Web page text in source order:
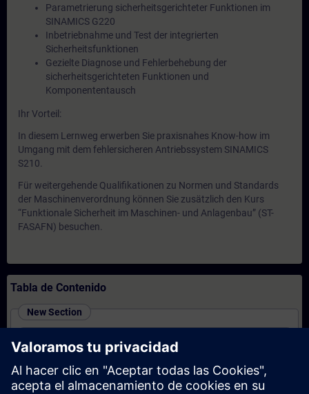
Parametrierung sicherheitsgerichteter Funktionen im
SINAMICS G220
Inbetriebnahme und Test der integrierten
Sicherheitsfunktionen
Gezielte Diagnose und Fehlerbehebung der
sicherheitsgerichteten Funktionen und
Komponententausch
Ihr Vorteil:
In diesem Lernweg erwerben Sie praxisnahes Know-how im
Umgang mit dem fehlersicheren Antriebssystem SINAMICS
S210.
Für weitergehende Qualifikationen zu Normen und Standards
der Maschinenverordnung können Sie zusätzlich den Kurs
“Funktionale Sicherheit im Maschinen- und Anlagenbau” (ST-
FASAFN) besuchen.
Tabla de Contenido
New Section
SINAMICS G220 - Inbetriebnahme und Service